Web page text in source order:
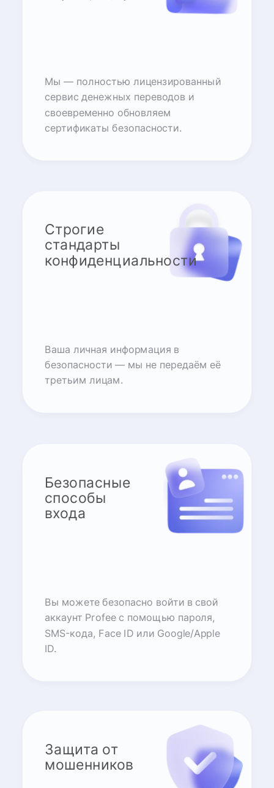
Мы — полностью лицензированный
сервис денежных переводов и
своевременно обновляем
сертификаты безопасности.
Строгие
стандарты
конфиденциальности
Ваша личная информация в
безопасности — мы не передаём её
третьим лицам.
Безопасные
способы
входа
Вы можете безопасно войти в свой
аккаунт Profee с помощью пароля,
SMS-кода, Face ID или Google/Apple
ID.
Защита от
мошенников